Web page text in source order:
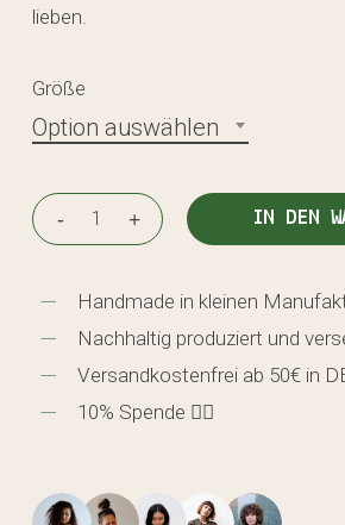
lieben.
Größe
Option auswählen
IN DEN
Handmade in kleinen
Nachhaltig produziert und
Versandkostenfrei ab 50€ in
10% Spende 🖐🏼